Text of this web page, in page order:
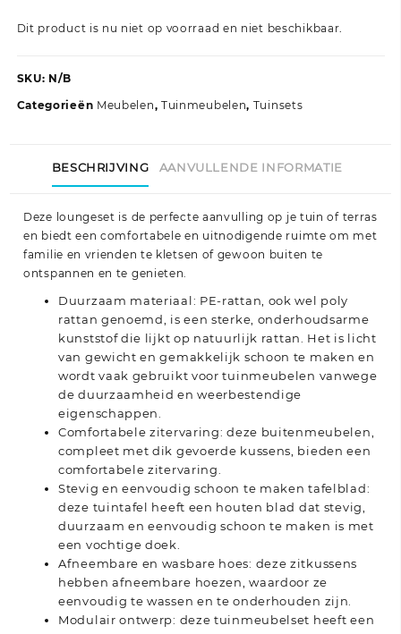
Dit product is nu niet op voorraad en niet beschikbaar.
SKU: N/B
Categorieën Meubelen, Tuinmeubelen, Tuinsets
BESCHRIJVING AANVULLENDE INFORMATIE
Deze loungeset is de perfecte aanvulling op je tuin of terras
en biedt een comfortabele en uitnodigende ruimte om met
familie en vrienden te kletsen of gewoon buiten te
ontspannen en te genieten.
Duurzaam materiaal: PE-rattan, ook wel poly
rattan genoemd, is een sterke, onderhoudsarme
kunststof die lijkt op natuurlijk rattan. Het is licht
van gewicht en gemakkelijk schoon te maken en
wordt vaak gebruikt voor tuinmeubelen vanwege
de duurzaamheid en weerbestendige
eigenschappen.
Comfortabele zitervaring: deze buitenmeubelen,
compleet met dik gevoerde kussens, bieden een
comfortabele zitervaring.
Stevig en eenvoudig schoon te maken tafelblad:
deze tuintafel heeft een houten blad dat stevig,
duurzaam en eenvoudig schoon te maken is met
een vochtige doek.
Afneembare en wasbare hoes: deze zitkussens
hebben afneembare hoezen, waardoor ze
eenvoudig te wassen en te onderhouden zijn.
Modulair ontwerp: deze tuinmeubelset heeft een